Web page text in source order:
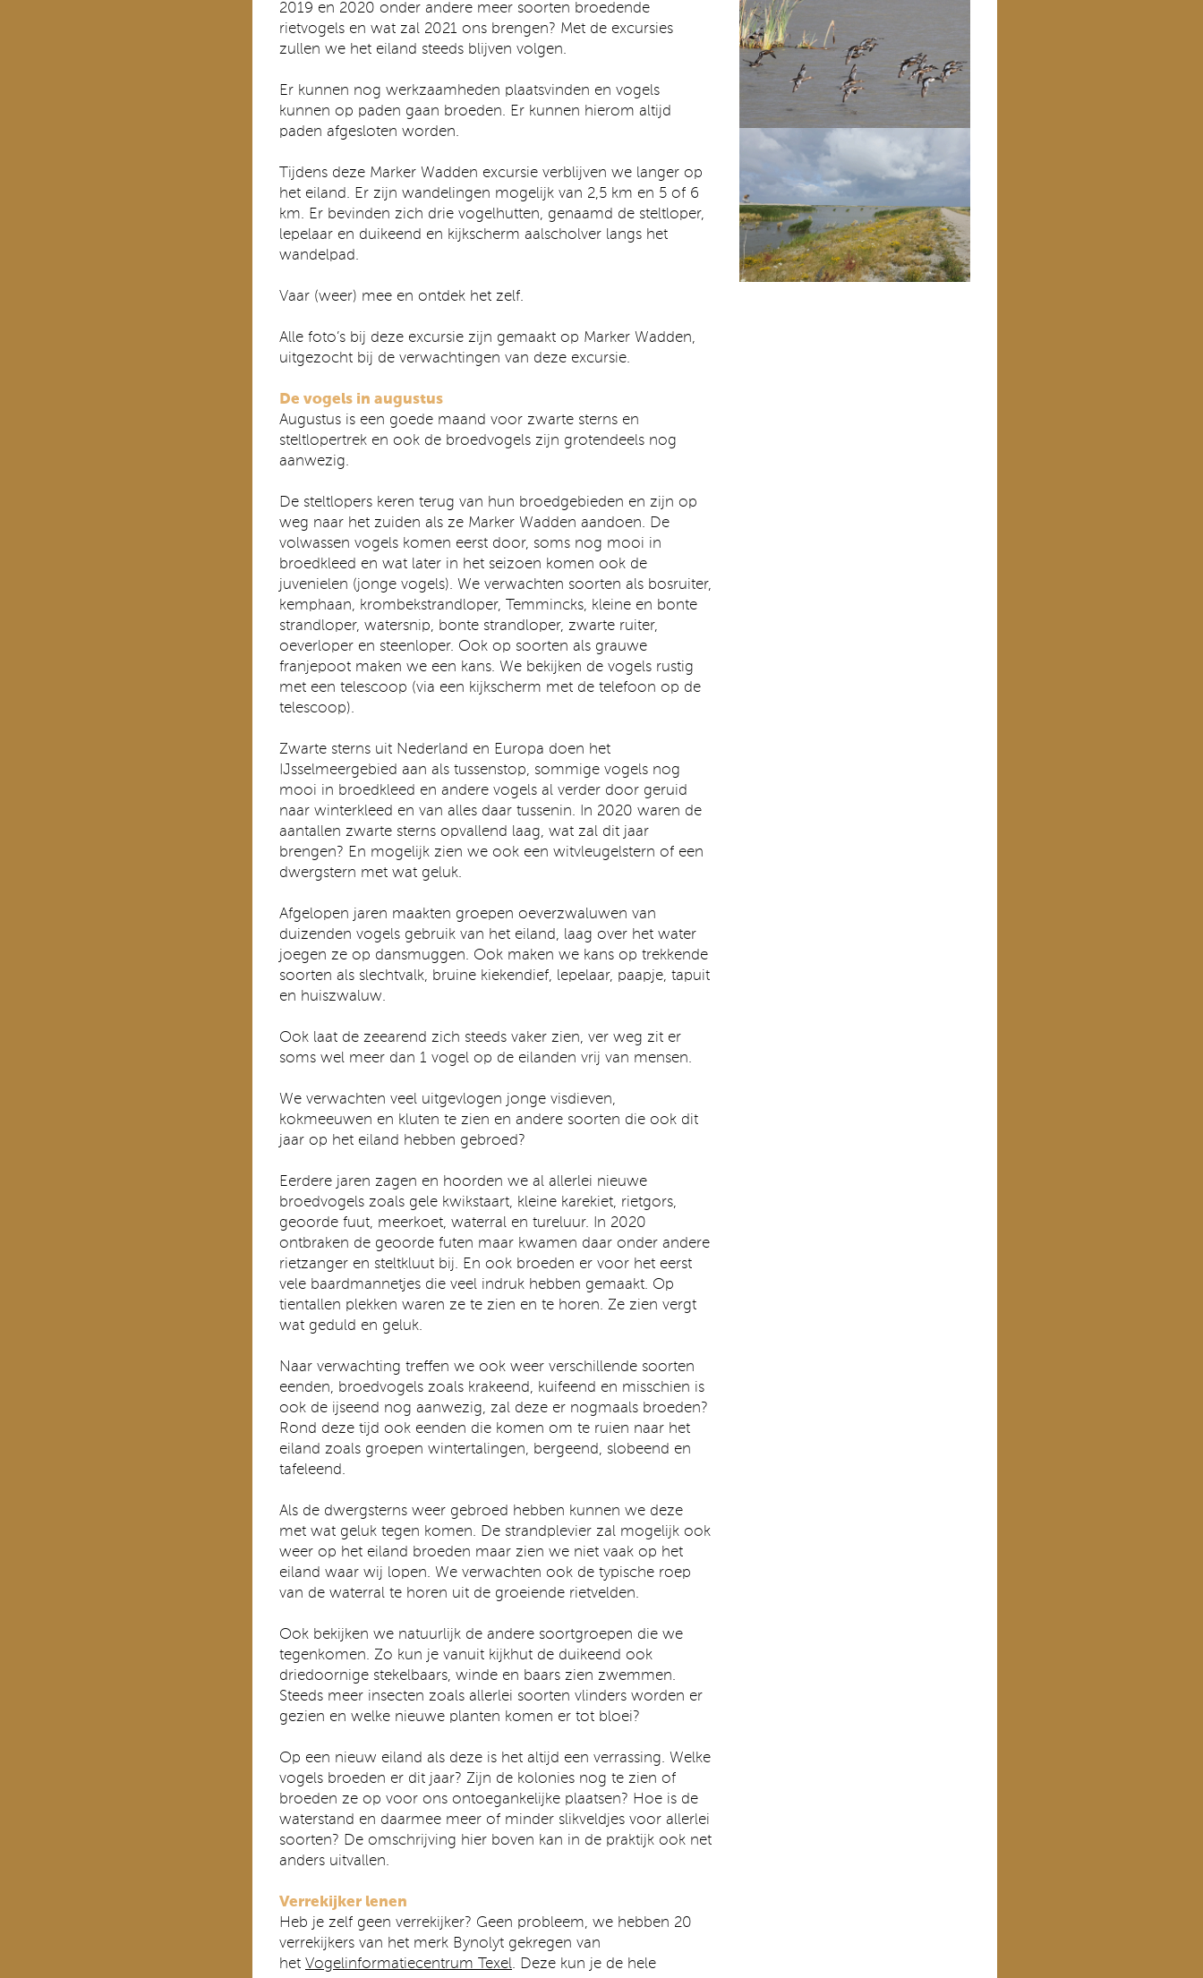
2019 en 2020 onder andere meer soorten broedende
rietvogels en wat zal 2021 ons brengen? Met de excursies
zullen we het eiland steeds blijven volgen.
Er kunnen nog werkzaamheden plaatsvinden en vogels
kunnen op paden gaan broeden. Er kunnen hierom altijd
paden afgesloten worden.
Tijdens deze Marker Wadden excursie verblijven we langer op
het eiland. Er zijn wandelingen mogelijk van 2,5 km en 5 of 6
km. Er bevinden zich drie vogelhutten, genaamd de steltloper,
lepelaar en duikeend en kijkscherm aalscholver langs het
wandelpad.
Vaar (weer) mee en ontdek het zelf.
Alle foto’s bij deze excursie zijn gemaakt op Marker Wadden,
uitgezocht bij de verwachtingen van deze excursie.
De vogels in augustus
Augustus is een goede maand voor zwarte sterns en
steltlopertrek en ook de broedvogels zijn grotendeels nog
aanwezig.
De steltlopers keren terug van hun broedgebieden en zijn op
weg naar het zuiden als ze Marker Wadden aandoen. De
volwassen vogels komen eerst door, soms nog mooi in
broedkleed en wat later in het seizoen komen ook de
juvenielen (jonge vogels). We verwachten soorten als bosruiter,
kemphaan, krombekstrandloper, Temmincks, kleine en bonte
strandloper, watersnip, bonte strandloper, zwarte ruiter,
oeverloper en steenloper. Ook op soorten als grauwe
franjepoot maken we een kans. We bekijken de vogels rustig
met een telescoop (via een kijkscherm met de telefoon op de
telescoop).
Zwarte sterns uit Nederland en Europa doen het
IJsselmeergebied aan als tussenstop, sommige vogels nog
mooi in broedkleed en andere vogels al verder door geruid
naar winterkleed en van alles daar tussenin. In 2020 waren de
aantallen zwarte sterns opvallend laag, wat zal dit jaar
brengen? En mogelijk zien we ook een witvleugelstern of een
dwergstern met wat geluk.
Afgelopen jaren maakten groepen oeverzwaluwen van
duizenden vogels gebruik van het eiland, laag over het water
joegen ze op dansmuggen. Ook maken we kans op trekkende
soorten als slechtvalk, bruine kiekendief, lepelaar, paapje, tapuit
en huiszwaluw.
Ook laat de zeearend zich steeds vaker zien, ver weg zit er
soms wel meer dan 1 vogel op de eilanden vrij van mensen.
We verwachten veel uitgevlogen jonge visdieven,
kokmeeuwen en kluten te zien en andere soorten die ook dit
jaar op het eiland hebben gebroed?
Eerdere jaren zagen en hoorden we al allerlei nieuwe
broedvogels zoals gele kwikstaart, kleine karekiet, rietgors,
geoorde fuut, meerkoet, waterral en tureluur. In 2020
ontbraken de geoorde futen maar kwamen daar onder andere
rietzanger en steltkluut bij. En ook broeden er voor het eerst
vele baardmannetjes die veel indruk hebben gemaakt. Op
tientallen plekken waren ze te zien en te horen. Ze zien vergt
wat geduld en geluk.
Naar verwachting treffen we ook weer verschillende soorten
eenden, broedvogels zoals krakeend, kuifeend en misschien is
ook de ijseend nog aanwezig, zal deze er nogmaals broeden?
Rond deze tijd ook eenden die komen om te ruien naar het
eiland zoals groepen wintertalingen, bergeend, slobeend en
tafeleend.
Als de dwergsterns weer gebroed hebben kunnen we deze
met wat geluk tegen komen. De strandplevier zal mogelijk ook
weer op het eiland broeden maar zien we niet vaak op het
eiland waar wij lopen. We verwachten ook de typische roep
van de waterral te horen uit de groeiende rietvelden.
Ook bekijken we natuurlijk de andere soortgroepen die we
tegenkomen. Zo kun je vanuit kijkhut de duikeend ook
driedoornige stekelbaars, winde en baars zien zwemmen.
Steeds meer insecten zoals allerlei soorten vlinders worden er
gezien en welke nieuwe planten komen er tot bloei?
Op een nieuw eiland als deze is het altijd een verrassing. Welke
vogels broeden er dit jaar? Zijn de kolonies nog te zien of
broeden ze op voor ons ontoegankelijke plaatsen? Hoe is de
waterstand en daarmee meer of minder slikveldjes voor allerlei
soorten? De omschrijving hier boven kan in de praktijk ook net
anders uitvallen.
Verrekijker lenen
Heb je zelf geen verrekijker? Geen probleem, we hebben 20
verrekijkers van het merk Bynolyt gekregen van
het Vogelinformatiecentrum Texel. Deze kun je de hele